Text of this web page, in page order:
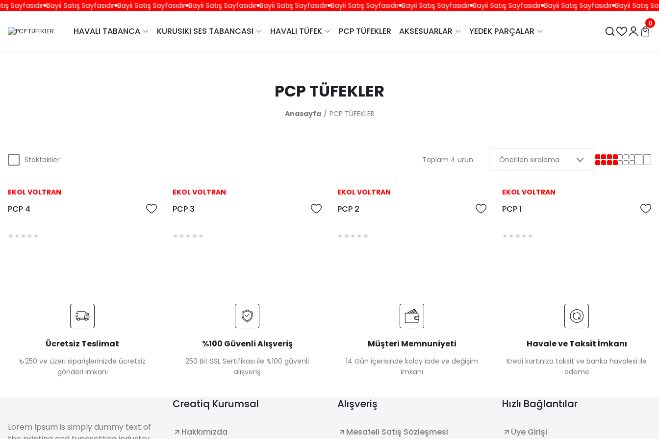
Sayfasıdır Bayii Satış Sayfasıdır Bayii Satış Sayfasıdır Bayii Satış Sayfasıdır Bayii Satış Sayfasıdır Bayii Satış Sayfasıdır Bayii Satış Sayfasıdır Bayii Satış Sayfasıdır Bayii Satış Sayfasıdır Bayii Satış
HAVALI TABANCA KURUSIKI SES TABANCASI HAVALI TÜFEK PCP TÜFEKLER AKSESUARLAR YEDEK PARÇALAR
0
PCP TÜFEKLER
Anasayfa PCP TÜFEKLER
Stoktakiler Toplam 4 ürün
EKOL VOLTRAN
PCP 4
EKOL VOLTRAN
PCP 3
EKOL VOLTRAN
PCP 2
EKOL VOLTRAN
PCP 1
Ücretsiz Teslimat
₺250 ve üzeri siparişlerinizde ücretsiz
gönderi imkanı
%100 Güvenli Alışveriş
250 Bit SSL Sertifikası ile %100 güvenli
alışveriş
Müşteri Memnuniyeti
14 Gün içerisinde kolay iade ve değişim
imkanı
Havale ve Taksit İmkanı
Kredi kartınıza taksit ve banka havalesi ile
ödeme
Lorem Ipsum is simply dummy text of
Creatiq Kurumsal
Hakkımızda
Alışveriş
Mesafeli Satış Sözleşmesi
Hızlı Bağlantılar
Üye Girişi